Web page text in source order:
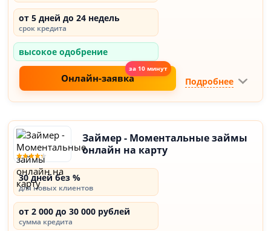
от 5 дней до 24 недель
срок кредита
высокое одобрение
Онлайн-заявка Подробнее
Займер - Моментальные займы
онлайн на карту
30 дней без %
для новых клиентов
от 2 000 до 30 000 рублей
сумма кредита